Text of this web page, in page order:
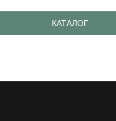
КАТАЛОГ